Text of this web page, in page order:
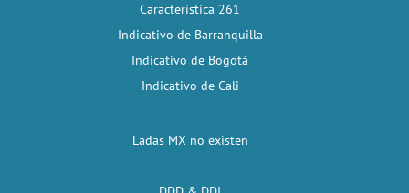
Característica 261
Indicativo de Barranquilla
Indicativo de Bogotá
Indicativo de Cali
Ladas MX no existen